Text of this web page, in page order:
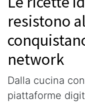
resistono
network
Dalla cucina
piattaforme